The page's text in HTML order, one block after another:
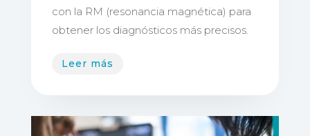
con la RM (resonancia magnética) para
obtener los diagnósticos más precisos.
Leer más